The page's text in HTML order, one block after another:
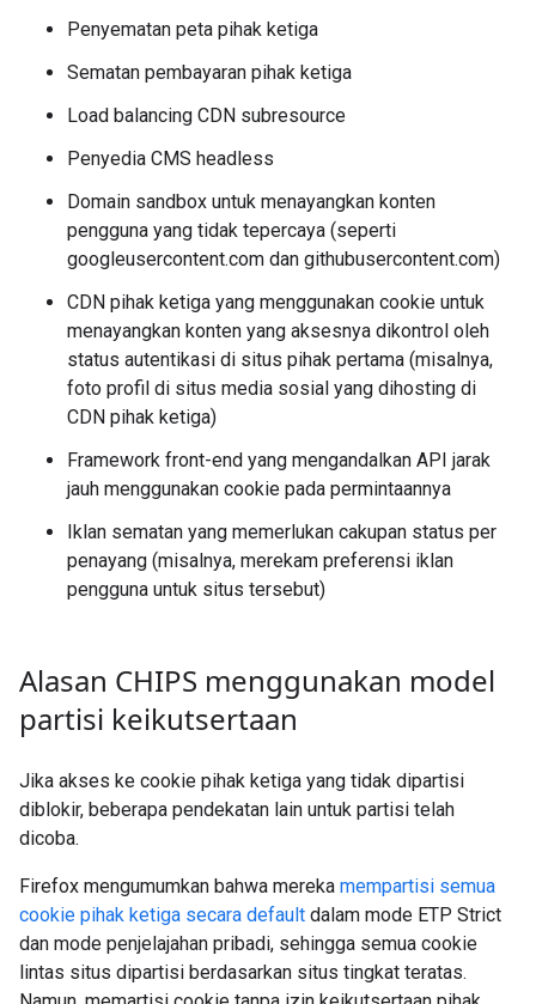
Penyematan peta pihak ketiga
Sematan pembayaran pihak ketiga
Load balancing CDN subresource
Penyedia CMS headless
Domain sandbox untuk menayangkan konten
pengguna yang tidak tepercaya (seperti
googleusercontent.com dan githubusercontent.com)
CDN pihak ketiga yang menggunakan cookie untuk
menayangkan konten yang aksesnya dikontrol oleh
status autentikasi di situs pihak pertama (misalnya,
foto profil di situs media sosial yang dihosting di
CDN pihak ketiga)
Framework front-end yang mengandalkan API jarak
jauh menggunakan cookie pada permintaannya
Iklan sematan yang memerlukan cakupan status per
penayang (misalnya, merekam preferensi iklan
pengguna untuk situs tersebut)
Alasan CHIPS menggunakan model
partisi keikutsertaan
Jika akses ke cookie pihak ketiga yang tidak dipartisi
diblokir, beberapa pendekatan lain untuk partisi telah
dicoba.
Firefox mengumumkan bahwa mereka mempartisi semua
cookie pihak ketiga secara default dalam mode ETP Strict
dan mode penjelajahan pribadi, sehingga semua cookie
lintas situs dipartisi berdasarkan situs tingkat teratas.